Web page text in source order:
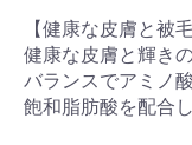
【健康な皮膚と被
健康な皮膚と輝き
バランスでアミノ
飽和脂肪酸を配合し